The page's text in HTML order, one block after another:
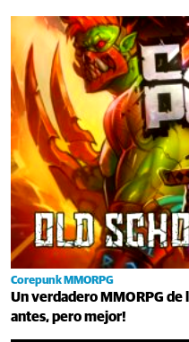
Corepunk MMORPG
Un verdadero MMORPG de
antes, pero mejor!